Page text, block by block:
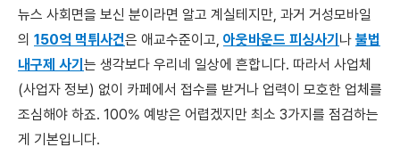
뉴스 사회면을 보신 분이라면 알고 계실테지만, 과거 거성모바일
의 150억 먹튀사건은 애교수준이고, 아웃바운드 피싱사기 나 불법
내구제 사기 는 생각보다 우리네 일상에 흔합니다. 따라서 사업체
(사업자 정보) 없이 카페에서 접수를 받거나 업력이 모호한 업체를
조심해야 하죠. 100% 예방은 어렵겠지만 최소 3가지를 점검하는
게 기본입니다.